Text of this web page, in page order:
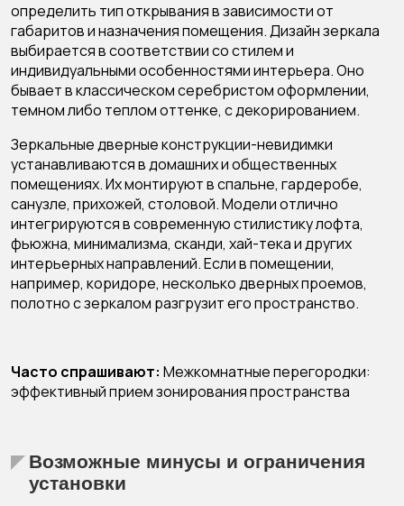
определить тип открывания в зависимости от
габаритов и назначения помещения. Дизайн зеркала
выбирается в соответствии со стилем и
индивидуальными особенностями интерьера. Оно
бывает в классическом серебристом оформлении,
темном либо теплом оттенке, с декорированием.
Зеркальные дверные конструкции-невидимки
устанавливаются в домашних и общественных
помещениях. Их монтируют в спальне, гардеробе,
санузле, прихожей, столовой. Модели отлично
интегрируются в современную стилистику лофта,
фьюжна, минимализма, сканди, хай-тека и других
интерьерных направлений. Если в помещении,
например, коридоре, несколько дверных проемов,
полотно с зеркалом разгрузит его пространство.
Часто спрашивают: Межкомнатные перегородки:
эффективный прием зонирования пространства
Возможные минусы и ограничения
установки